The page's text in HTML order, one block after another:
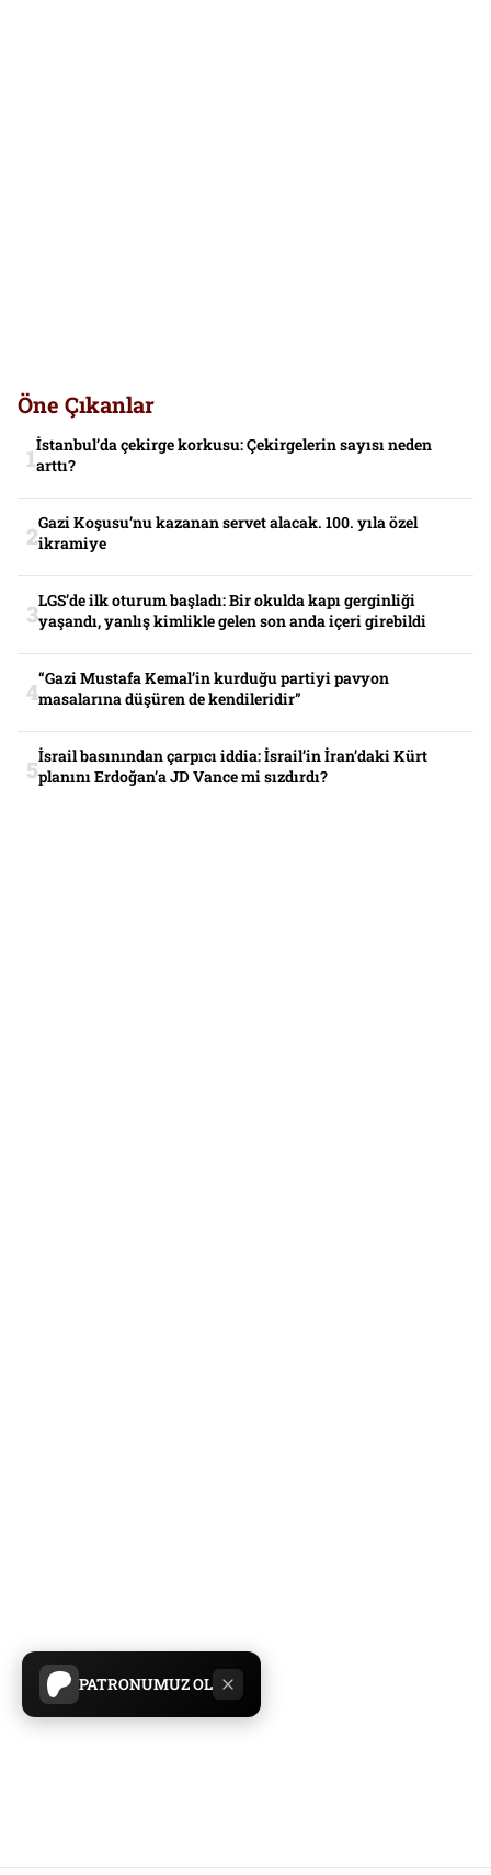
PATRONUMUZ OL
Öne Çıkanlar
İstanbul’da çekirge korkusu: Çekirgelerin sayısı neden
arttı?
Gazi Koşusu’nu kazanan servet alacak. 100. yıla özel
ikramiye
LGS’de ilk oturum başladı: Bir okulda kapı gerginliği
yaşandı, yanlış kimlikle gelen son anda içeri girebildi
“Gazi Mustafa Kemal’in kurduğu partiyi pavyon
masalarına düşüren de kendileridir”
İsrail basınından çarpıcı iddia: İsrail’in İran’daki Kürt
planını Erdoğan’a JD Vance mi sızdırdı?